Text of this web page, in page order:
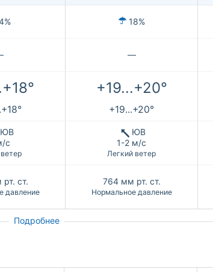
18%
—
+19...+20°
+19...+20°
ЮВ
с
ЮВ
1-2 м/с
Легкий ветер
ст.
давление
764 мм рт. ст.
Нормальное давление
Подробнее